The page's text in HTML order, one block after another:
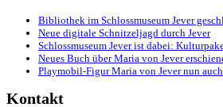
Jeversche Gedenkbäume – ein
Der Gang beginnt im Schlosspark,
Dieser Spaziergang findet im Rahmen
#foogallery-gallery-21727.fg-justified
Bibliothek im Schlossmuseum Jever
Neue digitale Schnitzeljagd durch Jever
Schlossmuseum Jever ist dabei:
Neues Buch über Maria von Jever
Playmobil-Figur Maria von Jever nun
Kontakt